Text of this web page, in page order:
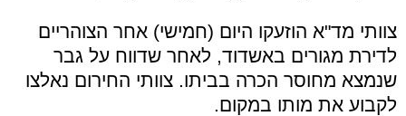
צוותי מד"א הוזעקו היום (חמישי) אחר הצוהריים
לדירת מגורים באשדוד, לאחר שדווח על גבר
שנמצא מחוסר הכרה בביתו. צוותי החירום נאלצו
לקבוע את מותו במקום.